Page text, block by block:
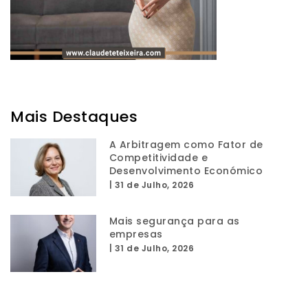
Mais Destaques
A Arbitragem como Fator de
Competitividade e
Desenvolvimento Económico
31 de Julho, 2026
Mais segurança para as
empresas
31 de Julho, 2026